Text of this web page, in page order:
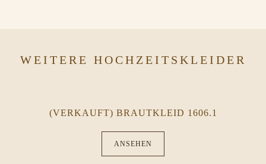
WEITERE HOCHZEITSKLEIDER
(VERKAUFT) BRAUTKLEID 1606.1
ANSEHEN